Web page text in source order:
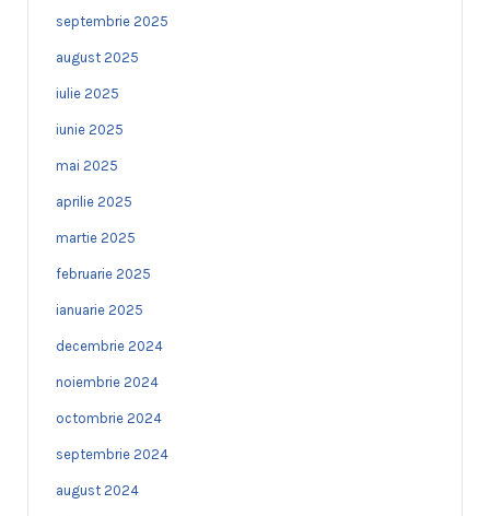
septembrie 2025
august 2025
iulie 2025
iunie 2025
mai 2025
aprilie 2025
martie 2025
februarie 2025
ianuarie 2025
decembrie 2024
noiembrie 2024
octombrie 2024
septembrie 2024
august 2024